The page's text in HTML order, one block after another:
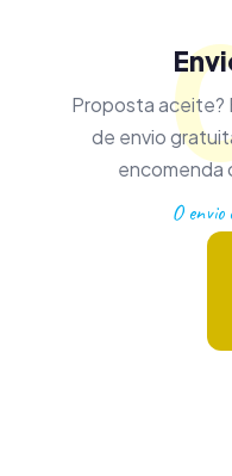
Proposta aceite?
de envio
encomenda
O